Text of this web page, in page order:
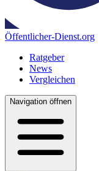
Öffentlicher-Dienst.org
Ratgeber
News
Vergleichen
Navigation öffnen